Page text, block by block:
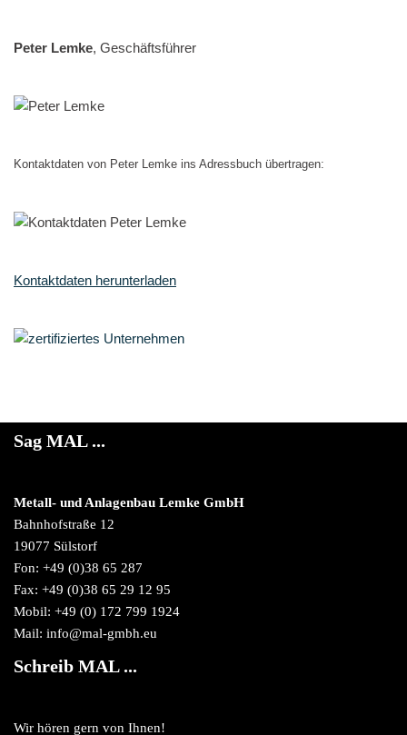
Peter Lemke, Geschäftsführer
Kontaktdaten von Peter Lemke ins Adressbuch übertragen:
Kontaktdaten herunterladen
Sag MAL ...
Metall- und Anlagenbau Lemke GmbH
Bahnhofstraße 12
19077 Sülstorf
Fon: +49 (0)38 65 287
Fax: +49 (0)38 65 29 12 95
Mobil: +49 (0) 172 799 1924
Mail: info@mal-gmbh.eu
Schreib MAL ...
Wir hören gern von Ihnen!